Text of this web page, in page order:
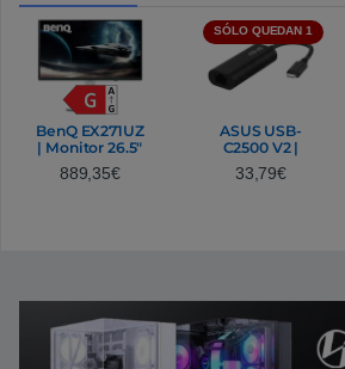
BenQ EX271UZ
| Monitor 26.5"
OLED 4K 240Hz
0.5ms
889,35€
SÓLO QUEDAN 1
ASUS USB-
C2500 V2 |
Adaptador
Ethernet USB-
33,79€